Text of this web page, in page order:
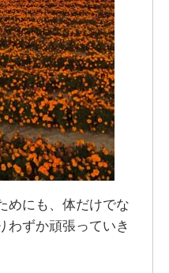
めにも、体だけでな
わずか頑張っていき